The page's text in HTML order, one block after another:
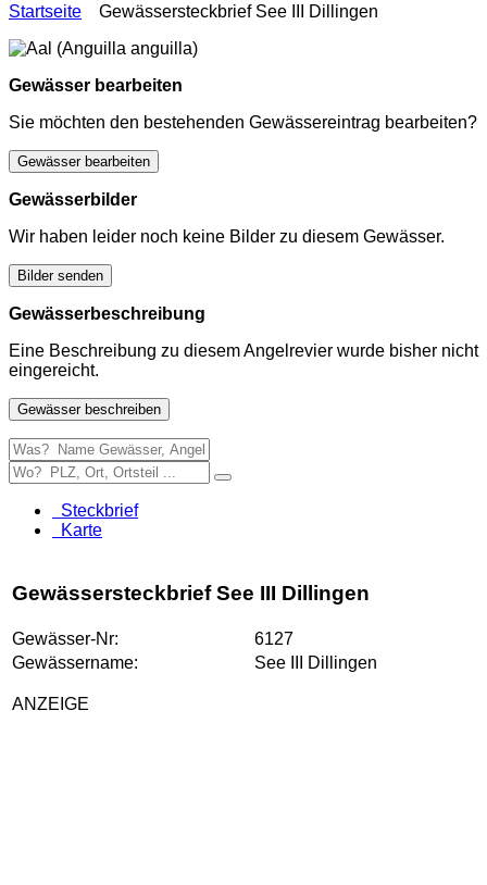
Startseite Gewässersteckbrief See III Dillingen
Gewässer bearbeiten
Sie möchten den bestehenden Gewässereintrag bearbeiten?
Gewässer bearbeiten
Gewässerbilder
Wir haben leider noch keine Bilder zu diesem Gewässer.
Bilder senden
Gewässerbeschreibung
Eine Beschreibung zu diesem Angelrevier wurde bisher nicht
eingereicht.
Gewässer beschreiben
Steckbrief
Karte
Gewässersteckbrief See III Dillingen
Gewässer-Nr:
6127
Gewässername:
See III Dillingen
ANZEIGE